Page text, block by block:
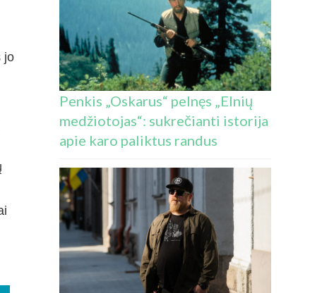
jo
Penkis „Oskarus“ pelnęs „Elnių
medžiotojas“: sukrečianti istorija
apie karo paliktus randus